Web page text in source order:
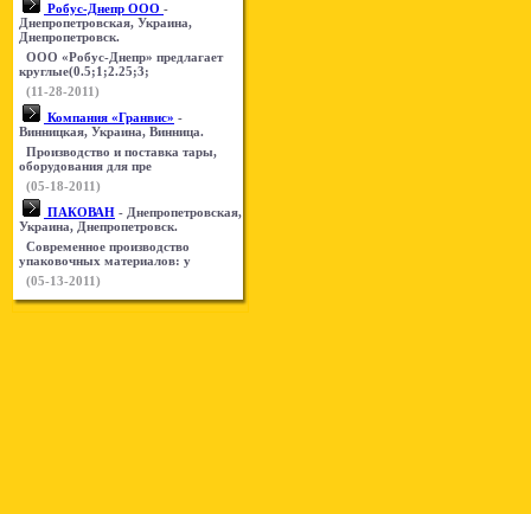
Робус-Днепр ООО -
Днепропетровская, Украина,
Днепропетровск.
ООО «Робус-Днепр» предлагает
круглые(0.5;1;2.25;3;
(11-28-2011)
Компания «Гранвис» -
Винницкая, Украина, Винница.
Производство и поставка тары,
оборудования для пре
(05-18-2011)
ПАКОВАН - Днепропетровская,
Украина, Днепропетровск.
Современное производство
упаковочных материалов: у
(05-13-2011)